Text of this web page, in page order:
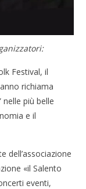
Festival, il
richiama
più belle
e il
dell’associazione
«il Salento
eventi,